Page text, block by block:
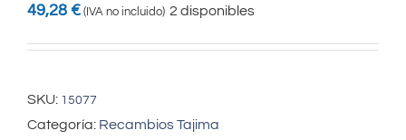
49,28 € (IVA no incluido) 2 disponibles
SKU: 15077
Categoría: Recambios Tajima